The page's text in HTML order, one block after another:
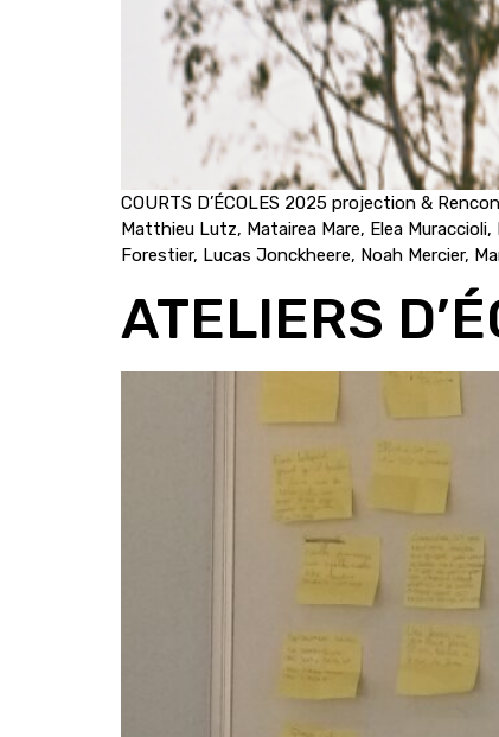
COURTS D’ÉCOLES 2025 projection &
Matthieu Lutz, Matairea Mare, Elea
Forestier, Lucas Jonckheere, Noah Mercier,
ATELIERS